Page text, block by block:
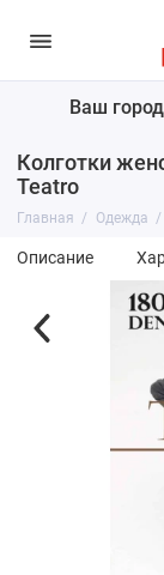
Ваш
Колготки
Teatro
Главная Одежда
Описание